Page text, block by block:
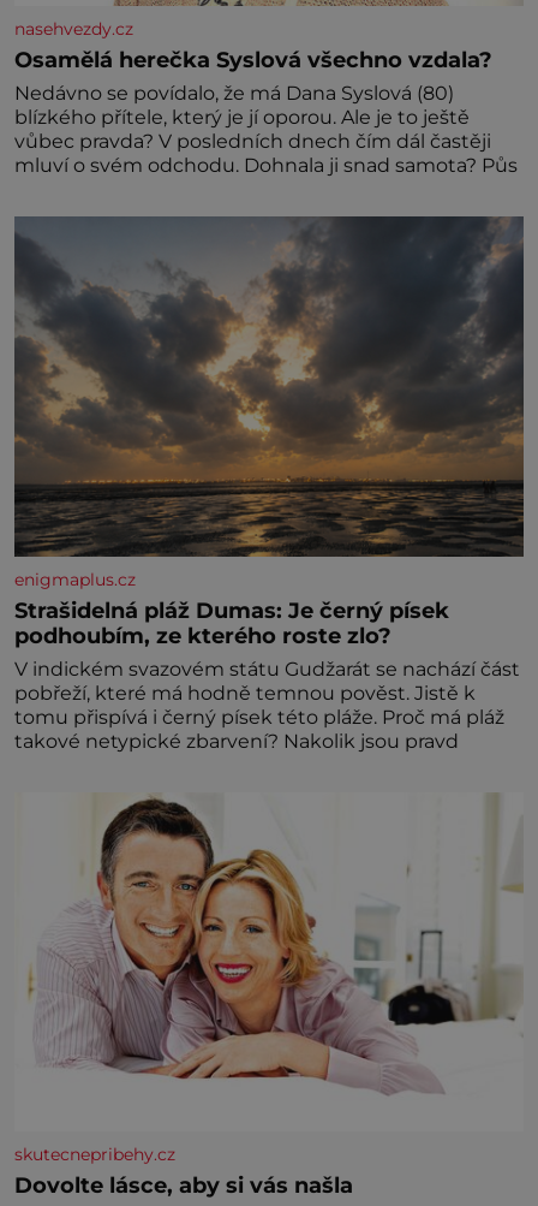
nasehvezdy.cz
Osamělá herečka Syslová všechno vzdala?
Nedávno se povídalo, že má Dana Syslová (80)
blízkého přítele, který je jí oporou. Ale je to ještě
vůbec pravda? V posledních dnech čím dál častěji
mluví o svém odchodu. Dohnala ji snad samota? Půs
enigmaplus.cz
Strašidelná pláž Dumas: Je černý písek
podhoubím, ze kterého roste zlo?
V indickém svazovém státu Gudžarát se nachází část
pobřeží, které má hodně temnou pověst. Jistě k
tomu přispívá i černý písek této pláže. Proč má pláž
takové netypické zbarvení? Nakolik jsou pravd
skutecnepribehy.cz
Dovolte lásce, aby si vás našla